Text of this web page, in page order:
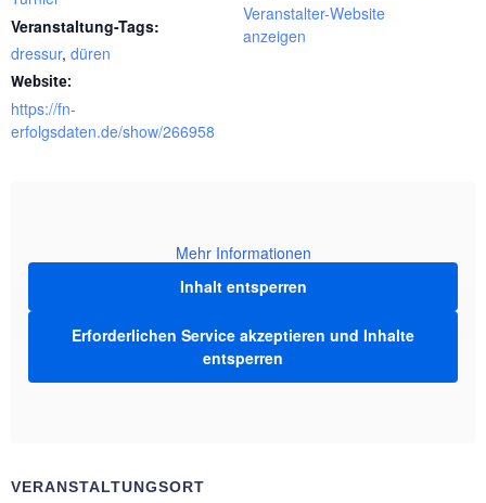
Veranstaltung-Tags:
dressur, düren
Website:
https://fn-
erfolgsdaten.de/show/266958
Veranstalter-Website
anzeigen
VERANSTALTUNGSORT
Mehr Informationen
Inhalt entsperren
Erforderlichen Service akzeptieren und Inhalte
entsperren